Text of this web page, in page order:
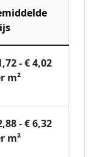
- € 4,02
m²
- € 6,32
m²